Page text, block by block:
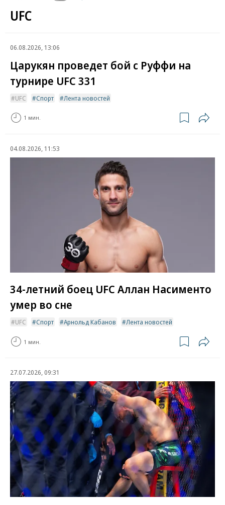
UFC
06.08.2026, 13:06
Царукян проведет бой с Руффи на
турнире UFC 331
UFC Спорт Лента новостей
1 мин.
04.08.2026, 11:53
34-летний боец UFC Аллан Насименто
умер во сне
UFC Спорт Арнольд Кабанов Лента новостей
1 мин.
27.07.2026, 09:31